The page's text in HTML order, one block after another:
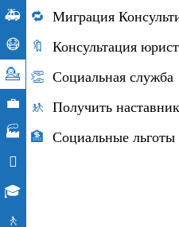
Миграция
иммиграции
🚑
Чрезвычайные
ситуации
😷
Корона-
Хильфе
💁
Консультирование
💼
Рынок
🏭
Компании

Повседневная
🎓
Возможности
🚶
🔁
🔖
Консультация
👏 Социальная служба
🚸 Получить
🏦 Социальные льготы